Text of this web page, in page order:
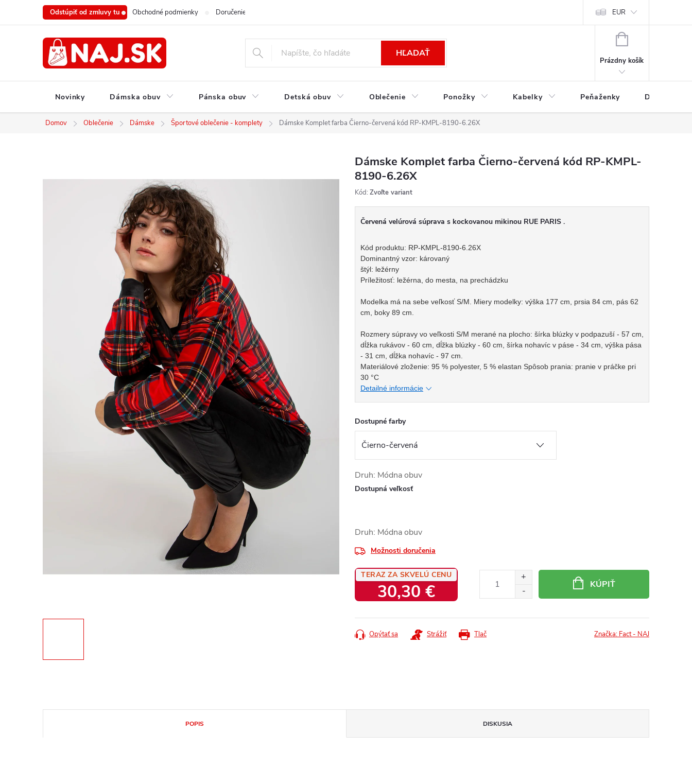
Odstúpiť od zmluvy tu Obchodné podmienky Doručenie a platba Podmienky ochrany osobných údajov
EUR
HĽADAŤ
NÁKUPNÝ
Prázdny košík
Novinky Dámska obuv Pánska obuv Detská obuv Oblečenie Ponožky Kabelky Peňaženky Drogéria
Domov Oblečenie Dámske Športové oblečenie - komplety Dámske Komplet farba Čierno-červená kód RP-KMPL-8190-6.26X
Dámske Komplet farba Čierno-červená kód RP-KMPL-
8190-6.26X
Kód: Zvoľte variant
Červená velúrová súprava s kockovanou mikinou RUE PARIS .
Kód produktu: RP-KMPL-8190-6.26X
Dominantný vzor: károvaný
štýl: ležérny
Príležitosť: ležérna, do mesta, na prechádzku
Modelka má na sebe veľkosť S/M. Miery modelky: výška 177 cm, prsia 84 cm, pás 62
cm, boky 89 cm.
Rozmery súpravy vo veľkosti S/M merané na plocho: šírka blúzky v podpazuší - 57 cm,
dĺžka rukávov - 60 cm, dĺžka blúzky - 60 cm, šírka nohavíc v páse - 34 cm, výška pása
- 31 cm, dĺžka nohavíc - 97 cm.
Materiálové zloženie: 95 % polyester, 5 % elastan Spôsob prania: pranie v práčke pri
30 °C
Detailné informácie
Dostupné farby
Druh: Módna obuv
Dostupná veľkosť
Druh: Módna obuv
Možnosti doručenia
TERAZ ZA SKVELÚ CENU
30,30 €
cena:
KÚPIŤ
Tlač
Opýtať sa Strážiť Značka: Fact - NAJ
POPIS DISKUSIA